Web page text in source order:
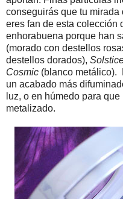
conseguirás que tu
eres fan de esta colección
enhorabuena porque han
(morado con destellos
destellos dorados),
Cosmic (blanco metálico).
un acabado más
luz, o en húmedo para
metalizado.